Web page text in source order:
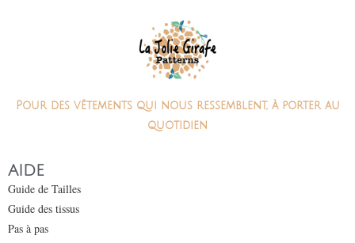
Pour des vêtements qui nous ressemblent, à porter au
quotidien
AIDE
Guide de Tailles
Guide des tissus
Pas à pas